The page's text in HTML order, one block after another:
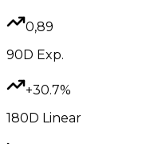
0,89
90D Exp.
+30.7%
180D Linear